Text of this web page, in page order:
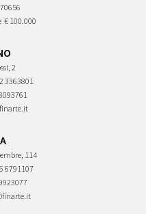
€ 100.000
2
3363801
114
6791107